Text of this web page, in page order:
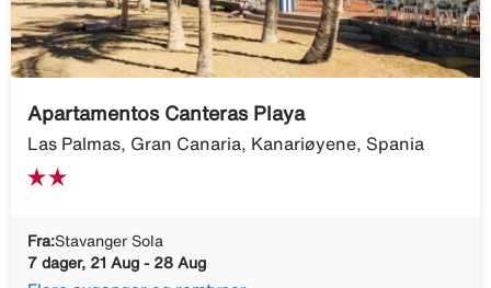
Apartamentos Canteras Playa
Las Palmas, Gran Canaria, Kanariøyene, Spania
Fra:Stavanger Sola
7 dager, 21 Aug - 28 Aug